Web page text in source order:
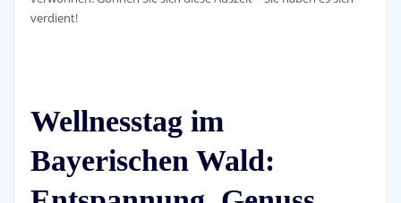
verdient!
Wellnesstag im
Bayerischen Wald: